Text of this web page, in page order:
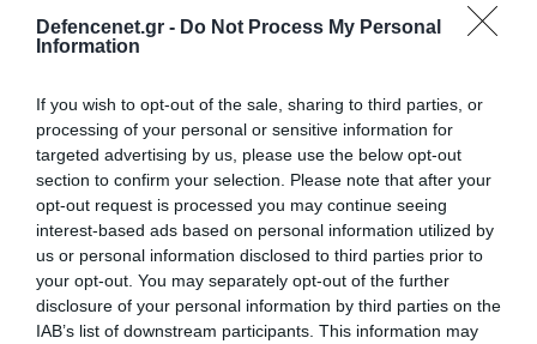
Defencenet.gr - Do Not Process My Personal
Information
If you wish to opt-out of the sale, sharing to third parties, or
processing of your personal or sensitive information for
targeted advertising by us, please use the below opt-out
section to confirm your selection. Please note that after your
opt-out request is processed you may continue seeing
interest-based ads based on personal information utilized by
us or personal information disclosed to third parties prior to
your opt-out. You may separately opt-out of the further
disclosure of your personal information by third parties on the
IAB’s list of downstream participants. This information may
«Η απόλυτη τραγωδία»: Η «αιχμηρή» ανάρτηση
του Αρκά για τα τατουάζ (φωτο)